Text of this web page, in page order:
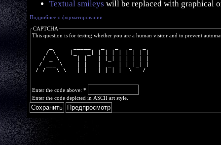
Textual smileys will be replaced with graphical
Подробнее о форматировании
CAPTCHA
This question is for testing whether you are a human visitor and to prevent
    / \    |_   _| | | | | | | | |
   / _ \     | |   | |_| | | | | |
  / ___ \    | |   |  _  | | |_| |
/_/   \_\   |_|   |_| |_|  \___/
Enter the code above: *
Enter the code depicted in ASCII art style.